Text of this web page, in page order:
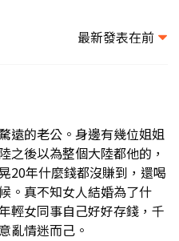
最新發表在前
遠的老公。身邊有幾位姐姐
之後以為整個大陸都他的，
20年什麼錢都沒賺到，還喝
。真不知女人結婚為了什
輕女同事自己好好存錢，千
亂情迷而己。